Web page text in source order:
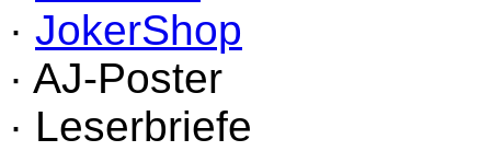
· JokerShop
· AJ-Poster
· Leserbriefe